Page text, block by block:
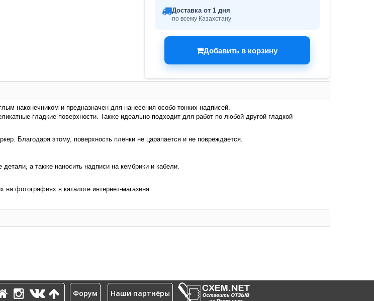
Доставка от 1 дня
по всему Казахстану
Добавить в корзину
наконечником и предназначен для нанесения особо тонких надписей.
гладкие поверхности. Также идеально подходит для работ по любой другой гладкой
Благодаря этому, поверхность пленки не царапается и не повреждается.
а также наносить надписи на кембрики и кабели.
на фотографиях в каталоге интернет-магазина.
Форум Наши партнёры